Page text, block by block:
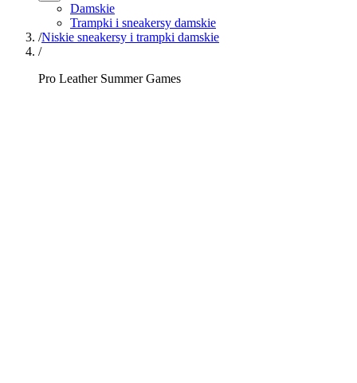
Damskie
Trampki i sneakersy damskie
/Niskie sneakersy i trampki damskie
/
Pro Leather Summer Games